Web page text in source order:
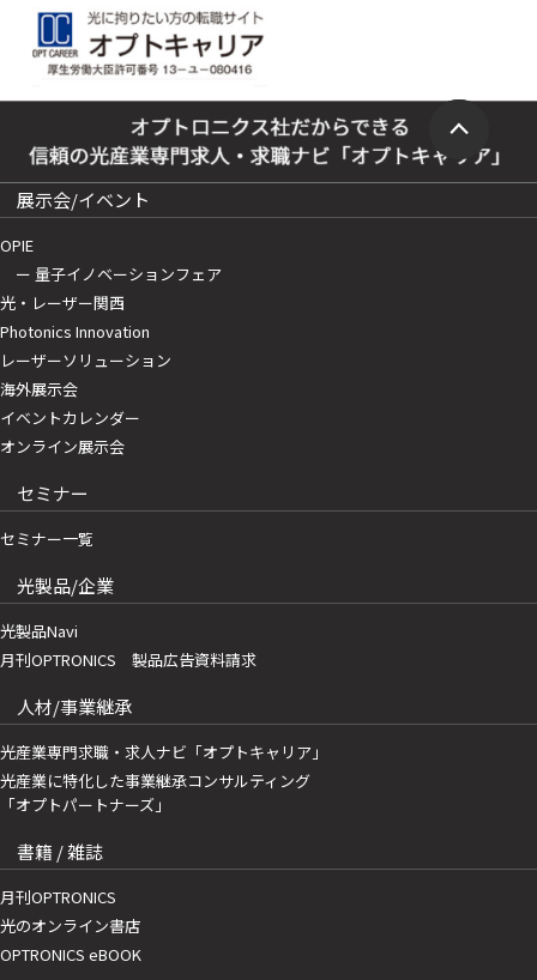
展示会/イベント
OPIE
ー 量子イノベーションフェア
光・レーザー関西
Photonics Innovation
レーザーソリューション
海外展示会
イベントカレンダー
オンライン展示会
セミナー
セミナー一覧
光製品/企業
光製品Navi
月刊OPTRONICS 製品広告資料請求
人材/事業継承
光産業専門求職・求人ナビ「オプトキャリア」
光産業に特化した事業継承コンサルティング
「オプトパートナーズ」
書籍 / 雑誌
月刊OPTRONICS
光のオンライン書店
OPTRONICS eBOOK